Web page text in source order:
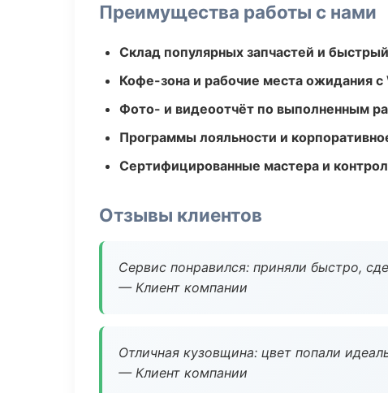
Преимущества работы с нами
Склад популярных запчастей и
Кофе-зона и рабочие места ожидания с
Фото- и видеоотчёт по выполненным
Программы лояльности и
Сертифицированные мастера и
Отзывы клиентов
Сервис понравился: приняли быстро,
— Клиент компании
Отличная кузовщина: цвет попали
— Клиент компании